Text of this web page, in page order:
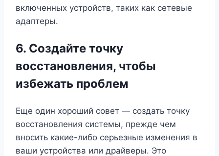
включенных устройств, таких как сетевые
адаптеры.
6. Создайте точку
восстановления, чтобы
избежать проблем
Еще один хороший совет — создать точку
восстановления системы, прежде чем
вносить какие-либо серьезные изменения в
ваши устройства или драйверы. Это